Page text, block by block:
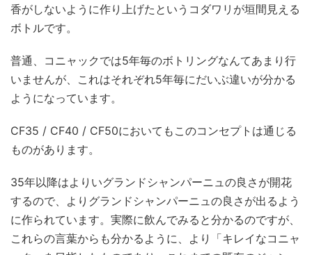
香がしないように作り上げたというコダワリが垣間見える
ボトルです。
普通、コニャックでは5年毎のボトリングなんてあまり行
いませんが、これはそれぞれ5年毎にだいぶ違いが分かる
ようになっています。
CF35 / CF40 / CF50においてもこのコンセプトは通じる
ものがあります。
35年以降はよりいグランドシャンパーニュの良さが開花
するので、よりグランドシャンパーニュの良さが出るよう
に作られています。実際に飲んでみると分かるのですが、
これらの言葉からも分かるように、より「キレイなコニャ